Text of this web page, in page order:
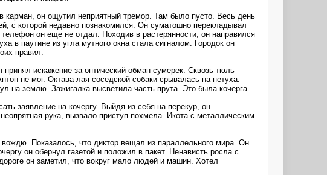
карман, он ощутил неприятный тремор. Там было пусто. Весь день
с которой недавно познакомился. Он суматошно перекладывал
он еще не отдал. Походив в растерянности, он направился
в паутине из угла мутного окна стала сигналом. Городок он
правил.
искажение за оптический обман сумерек. Сквозь тюль
не мог. Октава лая соседской собаки срывалась на петуха.
на землю. Зажигалка высветила часть прута. Это была кочерга.
заявление на кочергу. Выйдя из себя на перекур, он
рука, вызвало приступ похмела. Икота с металлическим
Показалось, что диктор вещал из параллельного мира. Он
он обернул газетой и положил в пакет. Ненависть росла с
он заметил, что вокруг мало людей и машин. Хотел